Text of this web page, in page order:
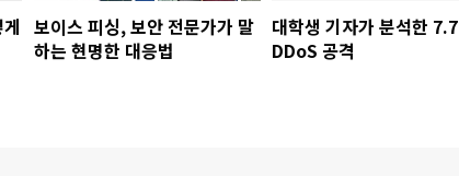
보이스 피싱, 보안 전문가가 말
하는 현명한 대응법
대학생 기자가 분석한 7.7
DDoS 공격